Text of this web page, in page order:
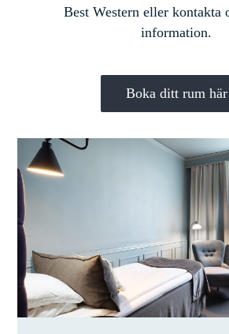
Best Western eller kontakta
information.
Boka ditt rum här